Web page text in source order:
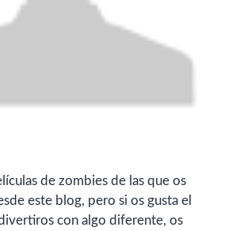
de zombies de las que os
este blog, pero si os gusta el
con algo diferente, os